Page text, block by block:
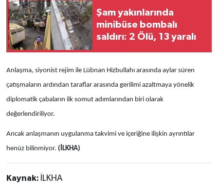
Şam yakınlarında
minibüse bombalı
saldırı: 2 Ölü, 13 yaralı
Anlaşma, siyonist rejim ile Lübnan Hizbullahı arasında aylar süren
çatışmaların ardından taraflar arasında gerilimi azaltmaya yönelik
diplomatik çabaların ilk somut adımlarından biri olarak
değerlendiriliyor.
Ancak anlaşmanın uygulanma takvimi ve içeriğine ilişkin ayrıntılar
henüz bilinmiyor. (İLKHA)
Kaynak: İLKHA